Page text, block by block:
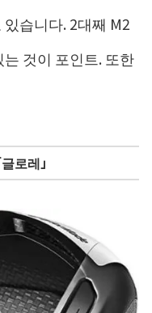
습니다. 2대째 M2
것이 포인트. 또한
로레」